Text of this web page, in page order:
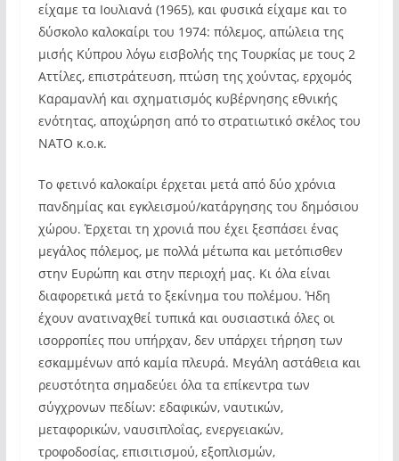
είχαμε τα Ιουλιανά (1965), και φυσικά είχαμε και το
δύσκολο καλοκαίρι του 1974: πόλεμος, απώλεια της
μισής Κύπρου λόγω εισβολής της Τουρκίας με τους 2
Αττίλες, επιστράτευση, πτώση της χούντας, ερχομός
Καραμανλή και σχηματισμός κυβέρνησης εθνικής
ενότητας, αποχώρηση από το στρατιωτικό σκέλος του
ΝΑΤΟ κ.ο.κ.
Το φετινό καλοκαίρι έρχεται μετά από δύο χρόνια
πανδημίας και εγκλεισμού/κατάργησης του δημόσιου
χώρου. Έρχεται τη χρονιά που έχει ξεσπάσει ένας
μεγάλος πόλεμος, με πολλά μέτωπα και μετόπισθεν
στην Ευρώπη και στην περιοχή μας. Κι όλα είναι
διαφορετικά μετά το ξεκίνημα του πολέμου. Ήδη
έχουν ανατιναχθεί τυπικά και ουσιαστικά όλες οι
ισορροπίες που υπήρχαν, δεν υπάρχει τήρηση των
εσκαμμένων από καμία πλευρά. Μεγάλη αστάθεια και
ρευστότητα σημαδεύει όλα τα επίκεντρα των
σύγχρονων πεδίων: εδαφικών, ναυτικών,
μεταφορικών, ναυσιπλοΐας, ενεργειακών,
τροφοδοσίας, επισιτισμού, εξοπλισμών,